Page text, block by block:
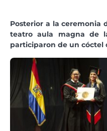
Posterior a la ceremonia
teatro aula magna de
participaron de un cóctel